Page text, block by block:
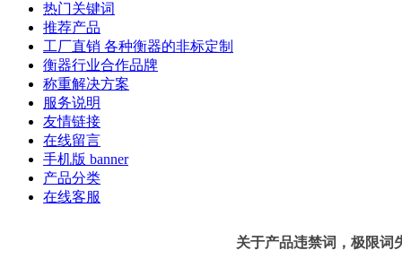
热门关键词
推荐产品
工厂直销 各种衡器的非标定制
衡器行业合作品牌
称重解决方案
服务说明
友情链接
在线留言
手机版 banner
产品分类
在线客服
关于产品违禁词，极限词